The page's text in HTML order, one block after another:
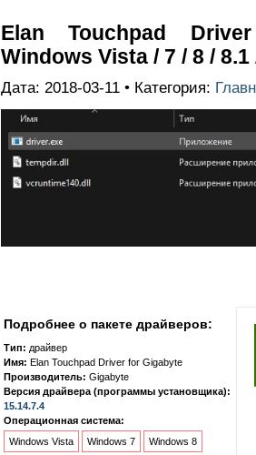
Elan Touchpad
Windows Vista / 7 / 8 /
Дата: 2018-03-11 • Категория:
Подробнее о пакете драйверов:
Тип: драйвер
Имя: Elan Touchpad Driver for Gigabyte
Производитель: Gigabyte
Версия драйвера (программы установщика):
15.14.7.4
Операционная система:
Windows Vista
Windows 7 Windows 8